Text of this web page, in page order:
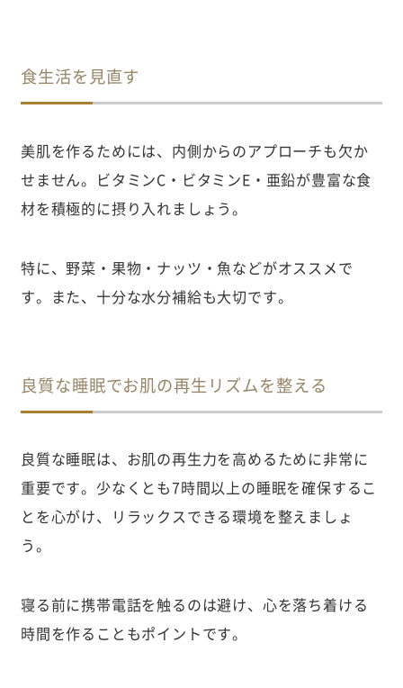
食生活を見直す
美肌を作るためには、内側からのアプローチも欠か
せません。ビタミンC・ビタミンE・亜鉛が豊富な食
材を積極的に摂り入れましょう。
特に、野菜・果物・ナッツ・魚などがオススメで
す。また、十分な水分補給も大切です。
良質な睡眠でお肌の再生リズムを整える
良質な睡眠は、お肌の再生力を高めるために非常に
重要です。少なくとも7時間以上の睡眠を確保するこ
とを心がけ、リラックスできる環境を整えましょ
う。
寝る前に携帯電話を触るのは避け、心を落ち着ける
時間を作ることもポイントです。